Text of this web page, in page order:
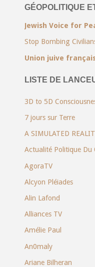
GÉOPOLITIQUE
Jewish Voice for
Stop Bombing
Union juive
LISTE DE
3D to 5D
7 jours sur Terre
A SIMULATED
Actualité Politique Du
AgoraTV
Alcyon Pléiades
Alin Lafond
Alliances TV
Amélie Paul
An0maly
Ariane Bilheran